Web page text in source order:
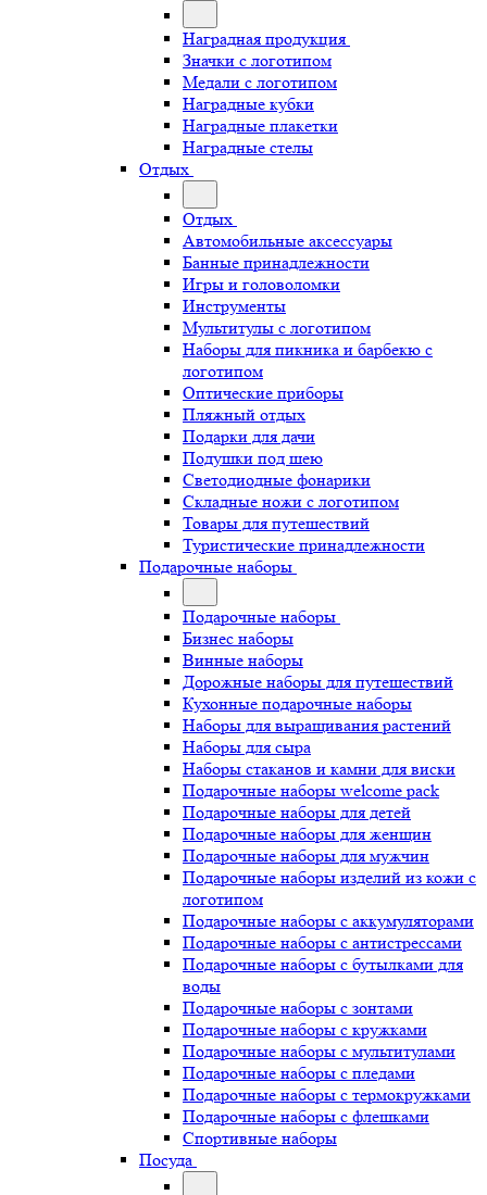
Наградная продукция
Значки с логотипом
Медали с логотипом
Наградные кубки
Наградные плакетки
Наградные стелы
Отдых
Отдых
Автомобильные аксессуары
Банные принадлежности
Игры и головоломки
Инструменты
Мультитулы с логотипом
Наборы для пикника и барбекю с
логотипом
Оптические приборы
Пляжный отдых
Подарки для дачи
Подушки под шею
Светодиодные фонарики
Складные ножи с логотипом
Товары для путешествий
Туристические принадлежности
Подарочные наборы
Подарочные наборы
Бизнес наборы
Винные наборы
Дорожные наборы для путешествий
Кухонные подарочные наборы
Наборы для выращивания растений
Наборы для сыра
Наборы стаканов и камни для виски
Подарочные наборы welcome pack
Подарочные наборы для детей
Подарочные наборы для женщин
Подарочные наборы для мужчин
Подарочные наборы изделий из кожи с
логотипом
Подарочные наборы с аккумуляторами
Подарочные наборы с антистрессами
Подарочные наборы с бутылками для
воды
Подарочные наборы с зонтами
Подарочные наборы с кружками
Подарочные наборы с мультитулами
Подарочные наборы с пледами
Подарочные наборы с термокружками
Подарочные наборы с флешками
Спортивные наборы
Посуда